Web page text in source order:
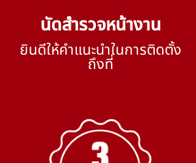
นัดสำรวจหน้างาน
ยินดีให้คำแนะนำในการติดตั้ง
ถึงที่